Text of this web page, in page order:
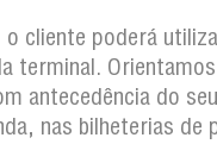
cliente poderá
terminal.
antecedência do seu
nas bilheterias de